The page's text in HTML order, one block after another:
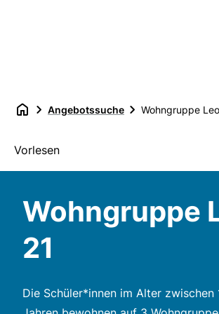
Angebotssuche Wohngruppe
Vorlesen
Wohngruppe
21
Die Schüler*innen im Alter zwischen